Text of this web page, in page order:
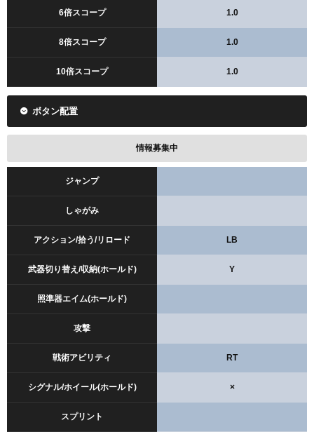
6倍スコープ 1.0
8倍スコープ 1.0
10倍スコープ 1.0
ボタン配置
情報募集中
ジャンプ
しゃがみ
アクション/拾う/リロード LB
武器切り替え/収納(ホールド) Y
照準器エイム(ホールド)
攻撃
戦術アビリティ RT
シグナル/ホイール(ホールド) ×
スプリント